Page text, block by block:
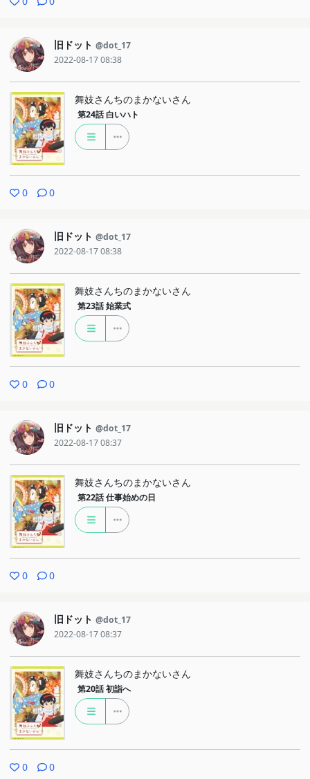
旧ドット @dot_17
2022-08-17 08:38
舞妓さんちのまかないさん
第24話 白いハト
0 0
旧ドット @dot_17
2022-08-17 08:38
舞妓さんちのまかないさん
第23話 始業式
0 0
旧ドット @dot_17
2022-08-17 08:37
舞妓さんちのまかないさん
第22話 仕事始めの日
0 0
旧ドット @dot_17
2022-08-17 08:37
舞妓さんちのまかないさん
第20話 初詣へ
0 0